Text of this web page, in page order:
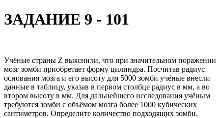
ЗАДАНИЕ 9 - 101
Учёные страны Z выяснили, что при значительном поражении
мозг зомби приобретает форму цилиндра. Посчитав радиус
основания мозга и его высоту для 5000 зомби учёные внесли
данные в таблицу, указав в первом столбце радиус в мм, а во
втором высоту в мм. Для дальнейшего исследования учёным
требуются зомби с объёмом мозга более 1000 кубических
сантиметров. Определите количество подходящих зомби.